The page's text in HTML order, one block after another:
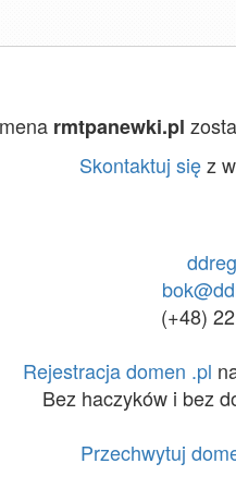
rmtpanewki.pl
Skontaktuj sięz
(+48)
Rejestracja domen .pl
Bez haczyków i bez
Przechwytuj